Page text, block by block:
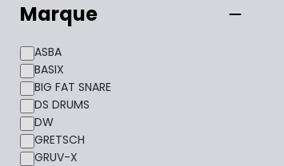
Marque
ASBA
BASIX
BIG FAT SNARE
DS DRUMS
DW
GRETSCH
GRUV-X